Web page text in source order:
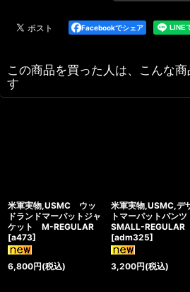
Facebookでシェア
この商品を買った人は、こんな
す
米軍実物,USMC ウッ
ドランドマーパットジャ
ケット M-REGULAR
[a473]
6,800円(税込)
米軍実物,USMC,デ
トマーパットパンツ
SMALL-REGULAR
[adm325]
3,200円(税込)